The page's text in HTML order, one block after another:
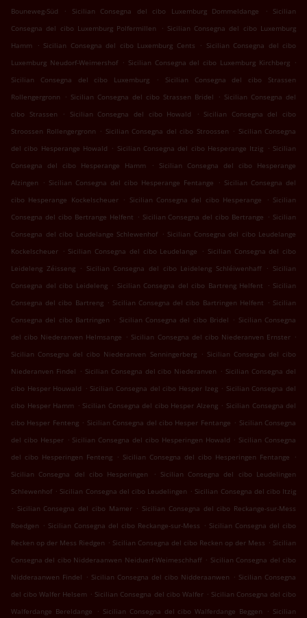
Bouneweg-Süd
. Sicilian Consegna del cibo Luxemburg Dommeldange .
Sicilian
Consegna del cibo Luxemburg Polfermillen
. Sicilian Consegna del cibo Luxemburg
Hamm
. Sicilian Consegna del cibo Luxemburg Cents . Sicilian Consegna del cibo
Luxemburg Neudorf-Weimershof . Sicilian Consegna del cibo Luxemburg Kirchberg .
Sicilian Consegna del cibo Luxemburg
.
Sicilian Consegna del cibo Strassen
Rollengergronn
. Sicilian Consegna del cibo Strassen Bridel . Sicilian Consegna del
cibo Strassen
. Sicilian Consegna del cibo Howald . Sicilian Consegna del cibo
Stroossen Rollengergronn . Sicilian Consegna del cibo Stroossen . Sicilian Consegna
del cibo Hesperange Howald . Sicilian Consegna del cibo Hesperange Itzig . Sicilian
Consegna del cibo Hesperange Hamm
.
Sicilian Consegna del cibo Hesperange
Alzingen
. Sicilian Consegna del cibo Hesperange Fentange . Sicilian Consegna del
cibo Hesperange Kockelscheuer . Sicilian Consegna del cibo Hesperange . Sicilian
Consegna del cibo Bertrange Helfent . Sicilian Consegna del cibo Bertrange . Sicilian
Consegna del cibo Leudelange Schlewenhof . Sicilian Consegna del cibo Leudelange
Kockelscheuer . Sicilian Consegna del cibo Leudelange . Sicilian Consegna del cibo
Leideleng Zéisseng . Sicilian Consegna del cibo Leideleng Schléiwenhaff . Sicilian
Consegna del cibo Leideleng . Sicilian Consegna del cibo Bartreng Helfent . Sicilian
Consegna del cibo Bartreng . Sicilian Consegna del cibo Bartringen Helfent . Sicilian
Consegna del cibo Bartringen . Sicilian Consegna del cibo Bridel . Sicilian Consegna
del cibo Niederanven Helmsange . Sicilian Consegna del cibo Niederanven Ernster .
Sicilian Consegna del cibo Niederanven Senningerberg
. Sicilian Consegna del cibo
Niederanven Findel . Sicilian Consegna del cibo Niederanven . Sicilian Consegna del
cibo Hesper Houwald . Sicilian Consegna del cibo Hesper Izeg . Sicilian Consegna del
cibo Hesper Hamm . Sicilian Consegna del cibo Hesper Alzeng . Sicilian Consegna del
cibo Hesper Fenteng . Sicilian Consegna del cibo Hesper Fentange . Sicilian Consegna
del cibo Hesper . Sicilian Consegna del cibo Hesperingen Howald . Sicilian Consegna
del cibo Hesperingen Fenteng . Sicilian Consegna del cibo Hesperingen Fentange
.
Sicilian Consegna del cibo Hesperingen
. Sicilian Consegna del cibo Leudelingen
Schlewenhof . Sicilian Consegna del cibo Leudelingen . Sicilian Consegna del cibo Itzig
. Sicilian Consegna del cibo Mamer . Sicilian Consegna del cibo Reckange-sur-Mess
Roedgen . Sicilian Consegna del cibo Reckange-sur-Mess . Sicilian Consegna del cibo
Recken op der Mess Riedgen . Sicilian Consegna del cibo Recken op der Mess . Sicilian
Consegna del cibo Nidderaanwen Neiduerf-Weimeschhaff . Sicilian Consegna del cibo
Nidderaanwen Findel . Sicilian Consegna del cibo Nidderaanwen . Sicilian Consegna
del cibo Walfer Helsem . Sicilian Consegna del cibo Walfer . Sicilian Consegna del cibo
Walferdange Bereldange
. Sicilian Consegna del cibo Walferdange Beggen . Sicilian